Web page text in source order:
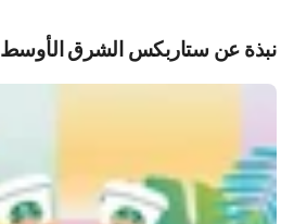
نبذة عن ستاربكس الشرق الأوسط